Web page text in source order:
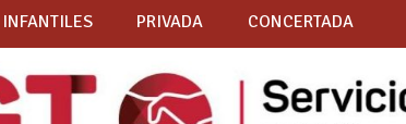
PRIVADA CONCERTADA